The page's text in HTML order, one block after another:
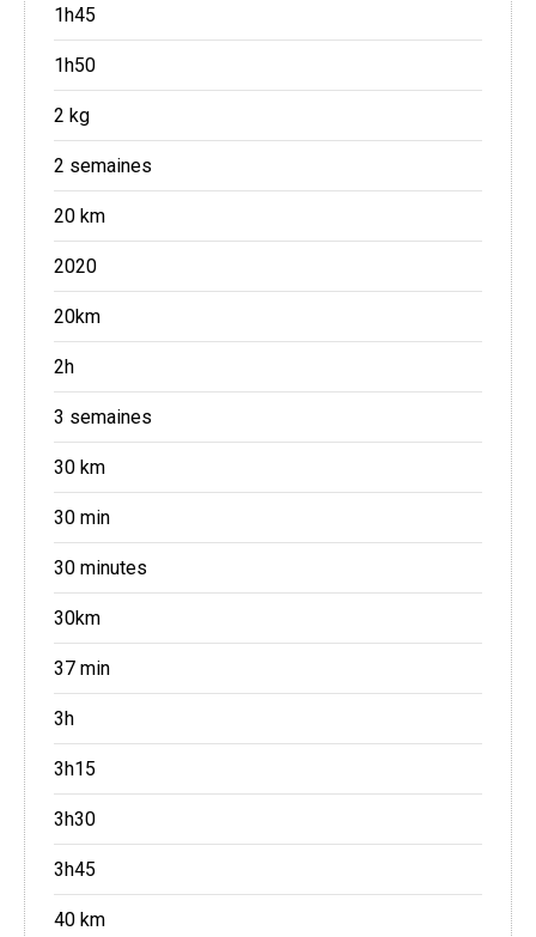
1h45
1h50
2 kg
2 semaines
20 km
2020
20km
2h
3 semaines
30 km
30 min
30 minutes
30km
37 min
3h
3h15
3h30
3h45
40 km